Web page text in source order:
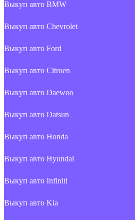
Выкуп авто BMW
Выкуп авто Chevrolet
Выкуп авто Ford
Выкуп авто Citroen
Выкуп авто Daewoo
Выкуп авто Datsun
Выкуп авто Honda
Выкуп авто Hyundai
Выкуп авто Infiniti
Выкуп авто Kia